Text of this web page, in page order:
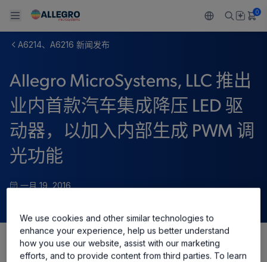
Back To Main Menu
产品
感应
调节
Back To Main Menu
应用
汽车
工业
Back To Main Menu
技术支持
设计和开发
封装
Back To Main Menu
技术资源
Resource Center
Back To Main Menu
关于 ALLEGRO
我们的公司
人才招聘
联系我们
0
A6214、A6216 新闻发布
Allegro MicroSystems, LLC 推出
业内首款汽车集成降压 LED 驱
动器，以加入内部生成 PWM 调
光功能
一月 19, 2016
Share
We use cookies and other similar technologies to
enhance your experience, help us better understand
how you use our website, assist with our marketing
efforts, and to provide content from third parties. To learn